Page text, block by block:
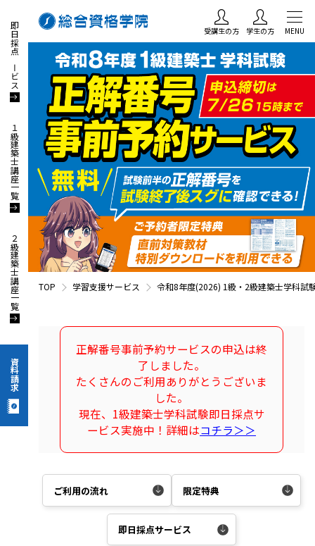
即日採点サービス
１級建築士講座一覧
２級建築士講座一覧
資料請求
受講生の方 学生の方 MENU
TOP 学習支援サービス 令和8年度(2026) 1級・2級建築士学科試
正解番号事前予約サービスの申込は終
了しました。
たくさんのご利用ありがとうございま
した。
現在、1級建築士学科試験即日採点サ
ービス実施中！詳細はコチラ＞＞
ご利用の流れ 限定特典
即日採点サービス